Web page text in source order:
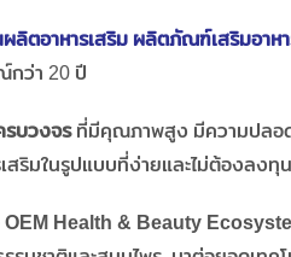
ลิตอาหารเสริม ผลิตภัณฑ์เสริมอาห
กว่า 20 ปี
รบวงจรที่มีคุณภาพสูง มีความปลอด
ริมในรูปแบบที่ง่ายและไม่ต้องลงทุ
Health & Beauty